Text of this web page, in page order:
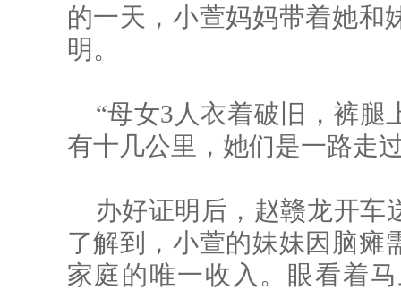
的一天，小萱妈妈带着她和
明。
“母女3人衣着破旧，裤腿
有十几公里，她们是一路走
办好证明后，赵赣龙开车
了解到，小萱的妹妹因脑瘫
家庭的唯一收入。眼看着